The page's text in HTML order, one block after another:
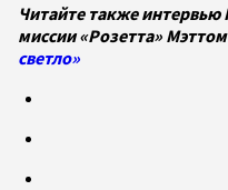
Читайте также
миссии «Розетта»
светло»